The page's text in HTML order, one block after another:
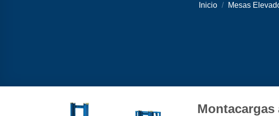
Inicio / Mesas
Montacargas